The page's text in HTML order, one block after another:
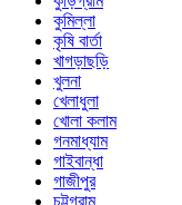
কুমিল্লা
কৃষি বার্তা
খাগড়াছড়ি
খুলনা
খেলাধুলা
খোলা কলাম
গনমাধ্যাম
গাইবান্ধা
গাজীপুর
চট্টগ্রাম